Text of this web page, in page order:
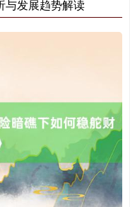
与发展趋势解读